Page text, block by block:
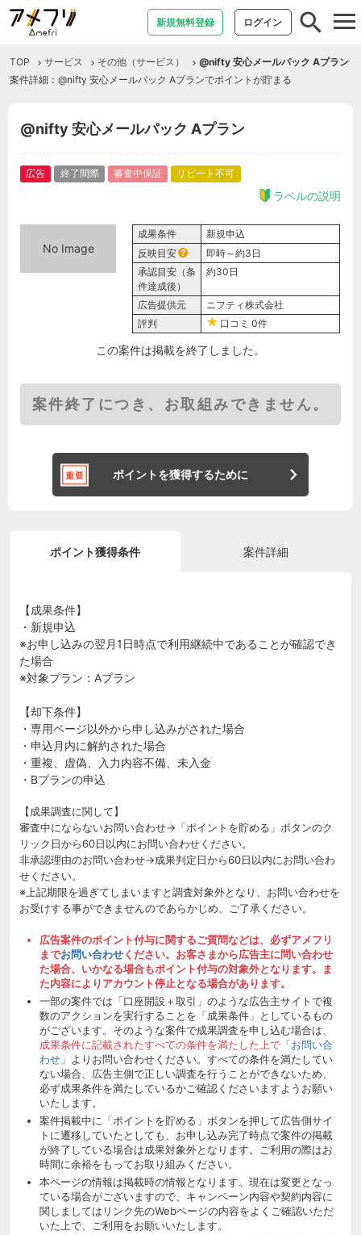
新規無料登録 ログイン
TOP サービス その他（サービス）
@nifty 安心メールパック Aプラン
案件詳細：@nifty 安心メールパック Aプランでポイントが貯まる
@nifty 安心メールパック Aプラン
広告 終了間際 審査中保証 リピート不可
ラベルの説明
No Image
成果条件
新規申込
反映目安
即時～約3日
承認目安（条
件達成後）
約30日
広告提供元
ニフティ株式会社
評判
口コミ 0件
この案件は掲載を終了しました。
案件終了につき、お取組みできません。
ポイントを獲得するために
ポイント獲得条件 案件詳細
【成果条件】
・新規申込
※お申し込みの翌月1日時点で利用継続中であることが確認でき
た場合
※対象プラン：Aプラン
【却下条件】
・専用ページ以外から申し込みがされた場合
・申込月内に解約された場合
・重複、虚偽、入力内容不備、未入金
・Bプランの申込
【成果調査に関して】
審査中にならないお問い合わせ→「ポイントを貯める」ボタンのク
リック日から60日以内にお問い合わせください。
非承認理由のお問い合わせ→成果判定日から60日以内にお問い合わ
せください。
※上記期限を過ぎてしまいますと調査対象外となり、お問い合わせを
お受けする事ができませんのであらかじめ、ご了承ください。
広告案件のポイント付与に関するご質問などは、必ずアメフリ
までお問い合わせください。お客さまから広告主に問い合わせ
た場合、いかなる場合もポイント付与の対象外となります。ま
た内容によりアカウント停止となる場合があります。
一部の案件では「口座開設＋取引」のような広告主サイトで複
数のアクションを実行することを「成果条件」としているもの
がございます。そのような案件で成果調査を申し込む場合は、
成果条件に記載されたすべての条件を満たした上で「お問い合
わせ」よりお問い合わせください。すべての条件を満たしてい
ない場合、広告主側で正しい調査を行うことができないため、
必ず成果条件を満たしているかご確認くださいますようお願い
いたします。
案件掲載中に「ポイントを貯める」ボタンを押して広告側サイ
トに遷移していたとしても、お申し込み完了時点で案件の掲載
が終了している場合は成果対象外となります。ご利用の際はお
時間に余裕をもってお取り組みください。
本ページの情報は掲載時の情報となります。現在は変更となっ
ている場合がございますので、キャンペーン内容や契約内容に
関しましてはリンク先のWebページの内容をよくご確認いただ
いた上で、ご利用をお願いいたします。